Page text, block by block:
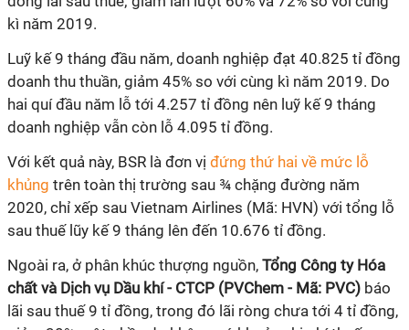
kì năm 2019.
Luỹ kế 9 tháng đầu năm, doanh nghiệp đạt 40.825 tỉ đồng
doanh thu thuần, giảm 45% so với cùng kì năm 2019. Do
hai quí đầu năm lỗ tới 4.257 tỉ đồng nên luỹ kế 9 tháng
doanh nghiệp vẫn còn lỗ 4.095 tỉ đồng.
Với kết quả này, BSR là đơn vị đứng thứ hai về mức lỗ
khủng trên toàn thị trường sau ¾ chặng đường năm
2020, chỉ xếp sau Vietnam Airlines (Mã: HVN) với tổng lỗ
sau thuế lũy kế 9 tháng lên đến 10.676 tỉ đồng.
Ngoài ra, ở phân khúc thượng nguồn, Tổng Công ty Hóa
chất và Dịch vụ Dầu khí - CTCP (PVChem - Mã: PVC) báo
lãi sau thuế 9 tỉ đồng, trong đó lãi ròng chưa tới 4 tỉ đồng,